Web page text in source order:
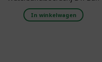
In winkelwagen